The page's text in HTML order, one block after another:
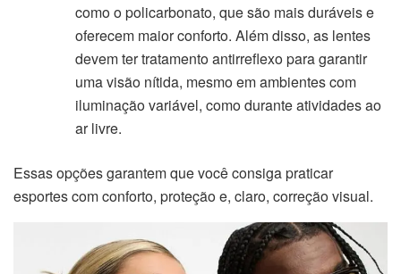
como o policarbonato, que são mais duráveis e
oferecem maior conforto. Além disso, as lentes
devem ter tratamento antirreflexo para garantir
uma visão nítida, mesmo em ambientes com
iluminação variável, como durante atividades ao
ar livre.
Essas opções garantem que você consiga praticar
esportes com conforto, proteção e, claro, correção visual.